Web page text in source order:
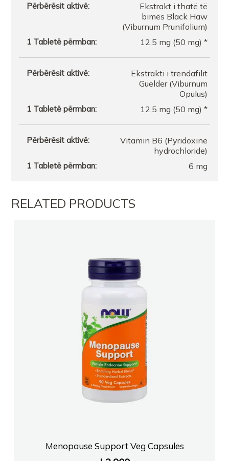
Ekstrakt i thatë të
bimës Black Haw
(Viburnum Prunifolium)
12,5 mg (50 mg) *
Ekstrakti i trendafilit
Guelder (Viburnum
Opulus)
12,5 mg (50 mg) *
Vitamin B6 (Pyridoxine
hydrochloride)
6 mg
RELATED PRODUCTS
Menopause Support Veg Capsules